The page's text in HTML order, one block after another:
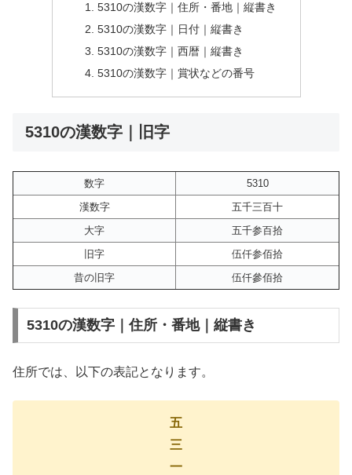
5310の漢数字｜住所・番地｜縦書き
5310の漢数字｜日付｜縦書き
5310の漢数字｜西暦｜縦書き
5310の漢数字｜賞状などの番号
5310の漢数字｜旧字
数字
5310
漢数字
五千三百十
大字
五千参百拾
旧字
伍仟参佰拾
昔の旧字
伍仟參佰拾
5310の漢数字｜住所・番地｜縦書き
住所では、以下の表記となります。
五
三
一